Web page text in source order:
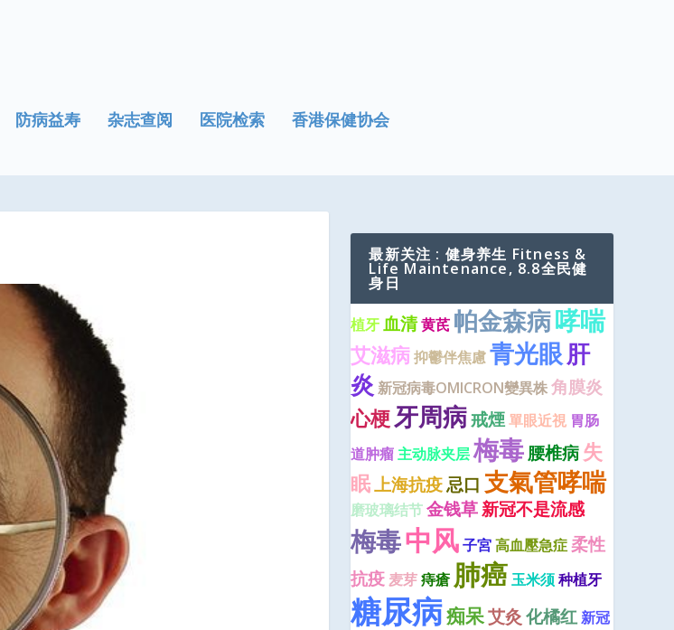
防病益寿 杂志查阅 医院检索 香港保健协会
最新关注 : 健身养生 Fitness &
Life Maintenance, 8.8全民健
身日
植牙血清黄芪 帕金森病哮喘
艾滋病抑鬱伴焦慮青光眼肝
炎 新冠病毒OMICRON變異株角膜炎
心梗牙周病戒煙單眼近視 胃肠
道肿瘤主动脉夹层梅毒腰椎病失
眠上海抗疫忌口 支氣管哮喘
磨玻璃结节金钱草新冠不是流感
梅毒中风子宮高血壓急症柔性
抗疫 麦芽痔瘡 肺癌玉米须种植牙
糖尿病痴呆艾灸 化橘红新冠